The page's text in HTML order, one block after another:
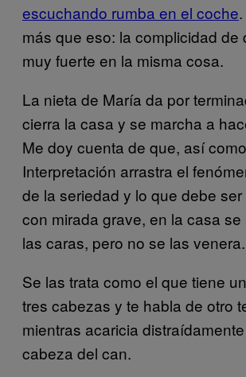
escuchando rumba en el coche
más que eso: la complicidad de
muy fuerte en la misma cosa.
La nieta de María da por
cierra la casa y se marcha a
Me doy cuenta de que, así
Interpretación arrastra el
de la seriedad y lo que debe
con mirada grave, en la casa
las caras, pero no se las venera.
Se las trata como el que tiene
tres cabezas y te habla de otro
mientras acaricia
cabeza del can.